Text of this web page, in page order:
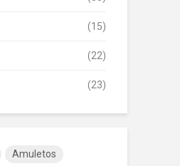
(15)
(22)
(23)
Amuletos